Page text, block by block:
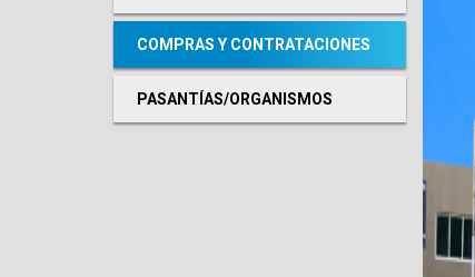
COMPRAS Y CONTRATACIONES
PASANTÍAS/ORGANISMOS